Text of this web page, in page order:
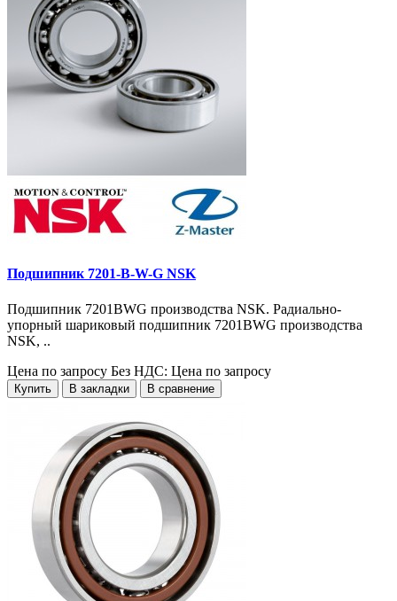
Подшипник 7201-B-W-G NSK
Подшипник 7201BWG производства NSK. Радиально-
упорный шариковый подшипник 7201BWG производства
NSK, ..
Цена по запросу Без НДС: Цена по запросу
Купить В закладки В сравнение